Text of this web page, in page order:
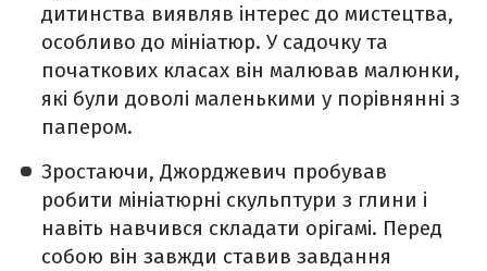
дитинства виявляв інтерес до мистецтва,
особливо до мініатюр. У садочку та
початкових класах він малював малюнки,
які були доволі маленькими у порівнянні з
папером.
Зростаючи, Джорджевич пробував
робити мініатюрні скульптури з глини і
навіть навчився складати орігамі. Перед
собою він завжди ставив завдання